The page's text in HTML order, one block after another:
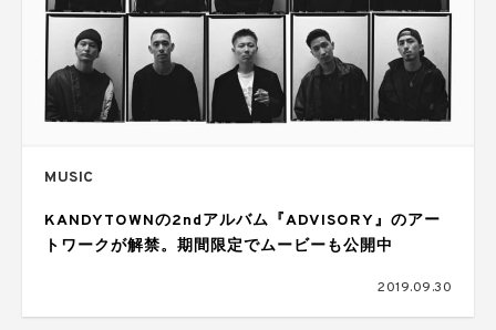
MUSIC
KANDYTOWNの2ndアルバム『ADVISORY』のアー
トワークが解禁。期間限定でムービーも公開中
2019.09.30